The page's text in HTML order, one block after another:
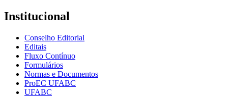
Institucional
Conselho Editorial
Editais
Fluxo Contínuo
Formulários
Normas e Documentos
ProEC UFABC
UFABC